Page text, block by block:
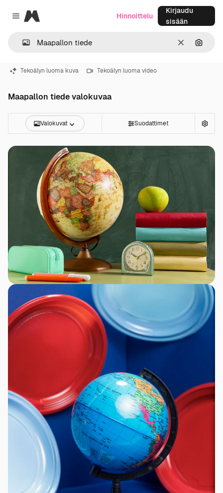
Close menu
Magnific
SelkeäHae
Hinnoittelu
Kirjaudu
sisään
Tekoälyn luoma kuva Tekoälyn luoma video
Maapallon tiede valokuvaa
Valokuvat Suodattimet